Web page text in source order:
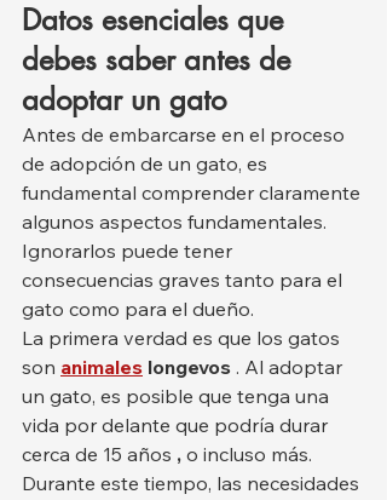
Datos esenciales que
debes saber antes de
adoptar un gato
Antes de embarcarse en el proceso
de adopción de un gato, es
fundamental comprender claramente
algunos aspectos fundamentales.
Ignorarlos puede tener
consecuencias graves tanto para el
gato como para el dueño.
La primera verdad es que los gatos
son animales longevos . Al adoptar
un gato, es posible que tenga una
vida por delante que podría durar
cerca de 15 años , o incluso más.
Durante este tiempo, las necesidades